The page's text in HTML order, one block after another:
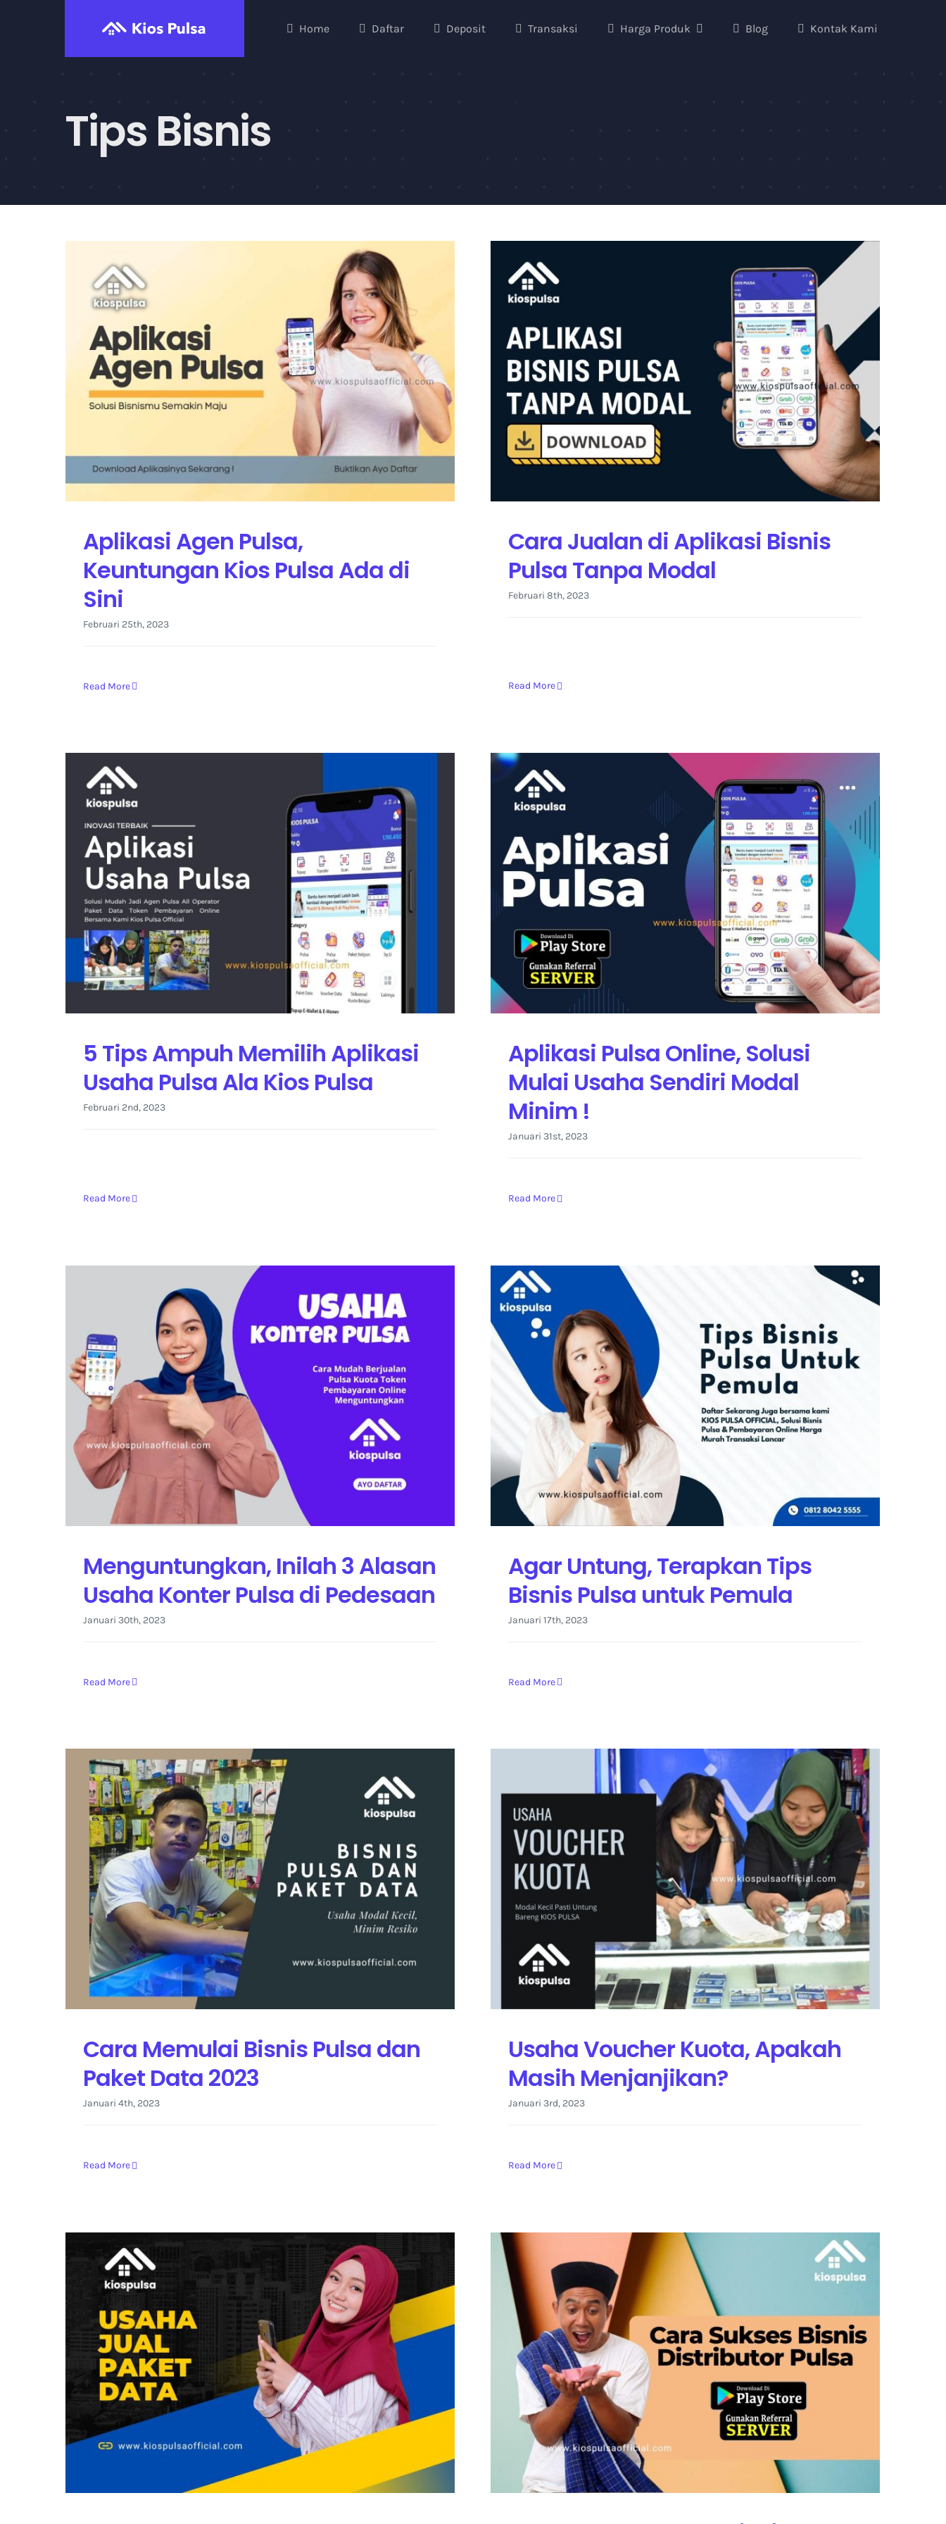
Home Daftar Deposit Transaksi Harga Produk Blog Kontak Kami
Tips Bisnis
Aplikasi Agen Pulsa,
Keuntungan Kios Pulsa Ada di
Sini
Februari 25th, 2023
Read More
Cara Jualan di Aplikasi Bisnis
Pulsa Tanpa Modal
Februari 8th, 2023
Read More
5 Tips Ampuh Memilih Aplikasi
Usaha Pulsa Ala Kios Pulsa
Februari 2nd, 2023
Read More
Aplikasi Pulsa Online, Solusi
Mulai Usaha Sendiri Modal
Minim !
Januari 31st, 2023
Read More
Menguntungkan, Inilah 3 Alasan
Usaha Konter Pulsa di Pedesaan
Januari 30th, 2023
Read More
Agar Untung, Terapkan Tips
Bisnis Pulsa untuk Pemula
Januari 17th, 2023
Read More
Cara Memulai Bisnis Pulsa dan
Paket Data 2023
Januari 4th, 2023
Read More
Usaha Voucher Kuota, Apakah
Masih Menjanjikan?
Januari 3rd, 2023
Read More